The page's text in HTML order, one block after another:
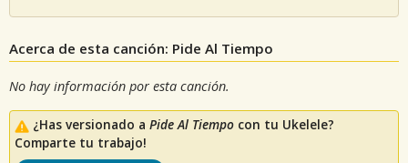
Acerca de esta canción: Pide Al Tiempo
No hay información por esta canción.
¿Has versionado a Pide Al Tiempo con tu Ukelele?
Comparte tu trabajo!